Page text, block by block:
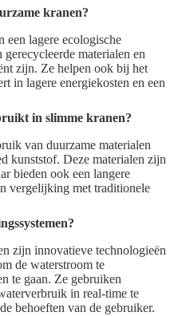
kranen?
een lagere ecologische
materialen en
zijn. Ze helpen ook bij het
in lagere energiekosten en een
in slimme kranen?
van duurzame materialen
kunststof. Deze materialen zijn
bieden ook een langere
vergelijking met traditionele
zijn innovatieve technologieën
de waterstroom te
te gaan. Ze gebruiken
in real-time te
behoeften van de gebruiker.